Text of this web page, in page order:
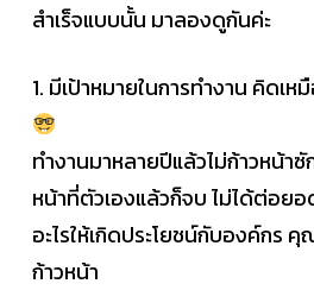
สำเร็จแบบนั้น มาลองดูกันค่ะ
1. มีเป้าหมายในการทำงาน คิดเห
ทำงานมาหลายปีแล้วไม่ก้าวหน้า
หน้าที่ตัวเองแล้วก็จบ ไม่ได้ต่อย
อะไรให้เกิดประโยชน์กับองค์กร
ก้าวหน้า